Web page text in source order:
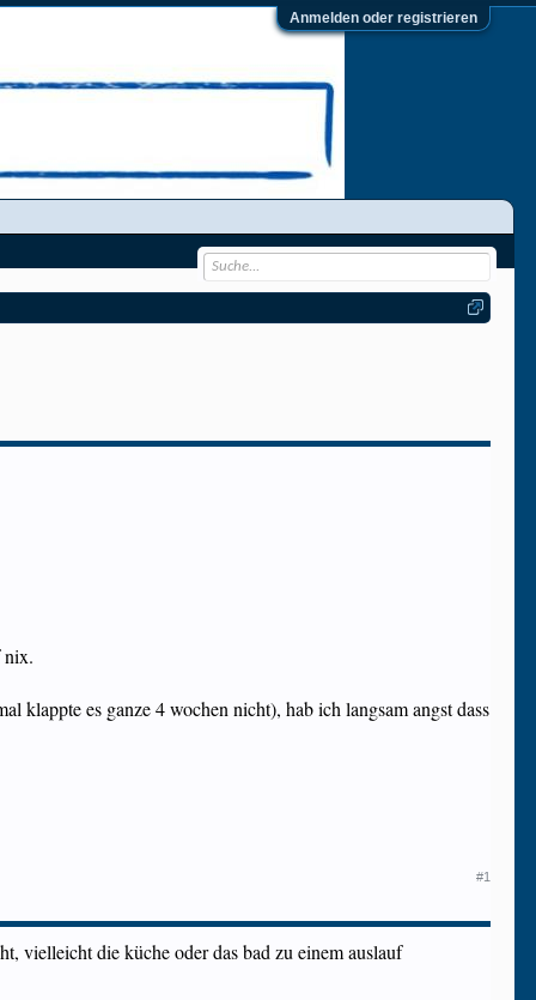
Anmelden oder registrieren
nix.
klappte es ganze 4 wochen nicht), hab ich langsam angst dass
#1
vielleicht die küche oder das bad zu einem auslauf